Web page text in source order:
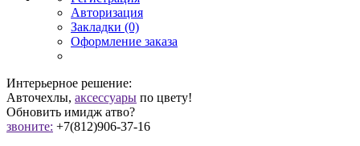
Авторизация
Закладки (0)
Оформление заказа
Интерьерное решение:
Авточехлы, аксессуары по цвету!
Обновить имидж атво?
звоните: +7(812)906-37-16